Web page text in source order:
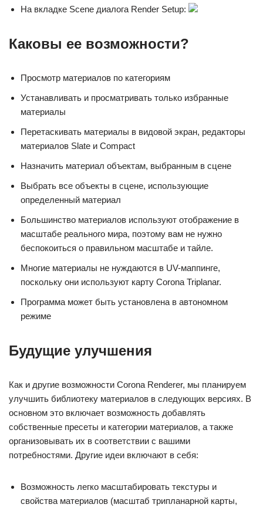
На вкладке Scene диалога Render Setup:
Каковы ее возможности?
Просмотр материалов по категориям
Устанавливать и просматривать только избранные
материалы
Перетаскивать материалы в видовой экран, редакторы
материалов Slate и Compact
Назначить материал объектам, выбранным в сцене
Выбрать все объекты в сцене, использующие
определенный материал
Большинство материалов используют отображение в
масштабе реального мира, поэтому вам не нужно
беспокоиться о правильном масштабе и тайле.
Многие материалы не нуждаются в UV-маппинге,
поскольку они используют карту Corona Triplanar.
Программа может быть установлена в автономном
режиме
Будущие улучшения
Как и другие возможности Corona Renderer, мы планируем
улучшить библиотеку материалов в следующих версиях. В
основном это включает возможность добавлять
собственные пресеты и категории материалов, а также
организовывать их в соответствии с вашими
потребностями. Другие идеи включают в себя:
Возможность легко масштабировать текстуры и
свойства материалов (масштаб трипланарной карты,